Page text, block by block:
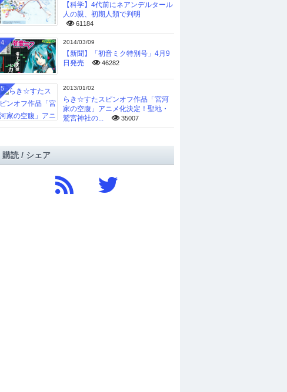
【科学】4代前にネアンデルタール
人の親、初期人類で判明
61184
2014/03/09
【新聞】「初音ミク特別号」4月9
日発売
46282
4
2013/01/02
らき☆すたスピンオフ作品「宮河
家の空腹」アニメ化決定！聖地・
鷲宮神社の...
35007
5
購読 / シェア